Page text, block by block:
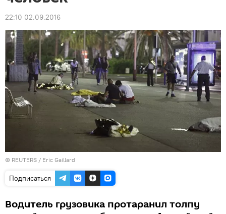
22:10 02.09.2016
© REUTERS / Eric Gaillard
Подписаться
Водитель грузовика протаранил толпу